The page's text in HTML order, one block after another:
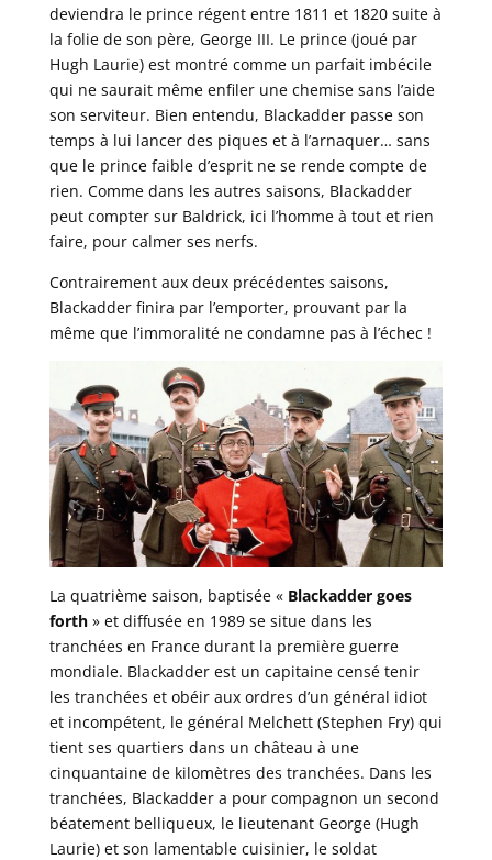
deviendra le prince régent entre 1811 et 1820 suite à
la folie de son père, George III. Le prince (joué par
Hugh Laurie) est montré comme un parfait imbécile
qui ne saurait même enfiler une chemise sans l’aide
son serviteur. Bien entendu, Blackadder passe son
temps à lui lancer des piques et à l’arnaquer… sans
que le prince faible d’esprit ne se rende compte de
rien. Comme dans les autres saisons, Blackadder
peut compter sur Baldrick, ici l’homme à tout et rien
faire, pour calmer ses nerfs.
Contrairement aux deux précédentes saisons,
Blackadder finira par l’emporter, prouvant par la
même que l’immoralité ne condamne pas à l’échec !
La quatrième saison, baptisée « Blackadder goes
forth» et diffusée en 1989 se situe dans les
tranchées en France durant la première guerre
mondiale. Blackadder est un capitaine censé tenir
les tranchées et obéir aux ordres d’un général idiot
et incompétent, le général Melchett (Stephen Fry) qui
tient ses quartiers dans un château à une
cinquantaine de kilomètres des tranchées. Dans les
tranchées, Blackadder a pour compagnon un second
béatement belliqueux, le lieutenant George (Hugh
Laurie) et son lamentable cuisinier, le soldat